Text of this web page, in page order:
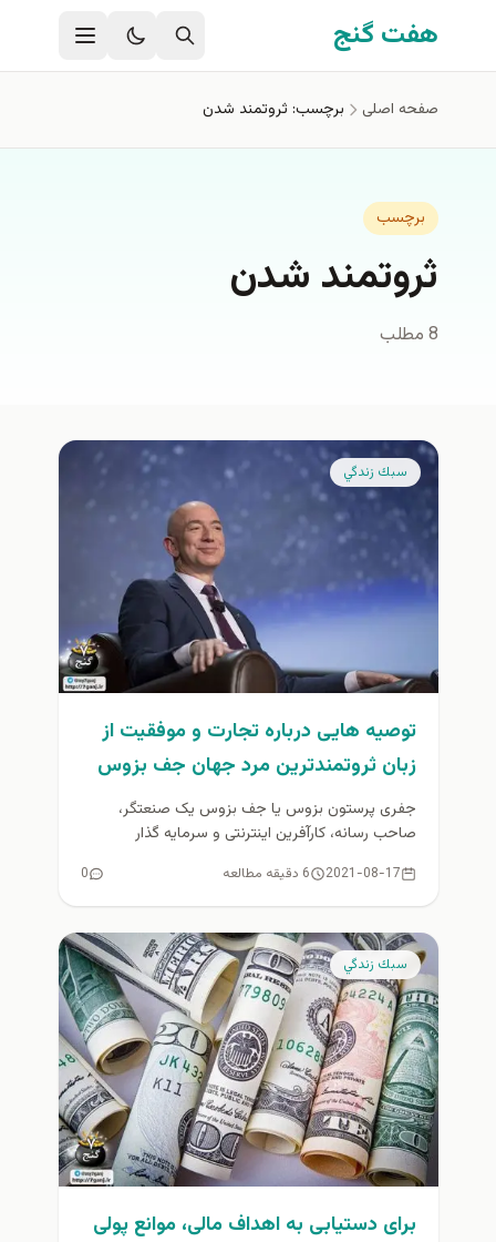
رفتن به محتوای اصلی
هفت گنج
صفحه اصلی برچسب: ثروتمند شدن
برچسب
ثروتمند شدن
8 مطلب
سبك زندگي
توصیه هایی درباره تجارت و موفقیت از
زبان ثروتمندترین مرد جهان جف بزوس
جفری پرستون بزوس یا جف بزوس یک صنعتگر،
صاحب رسانه، کارآفرین اینترنتی و سرمایه ­گذار
2021-08-17 6 دقیقه مطالعه 0
سبك زندگي
برای دستیابی به اهداف مالی، موانع پولی